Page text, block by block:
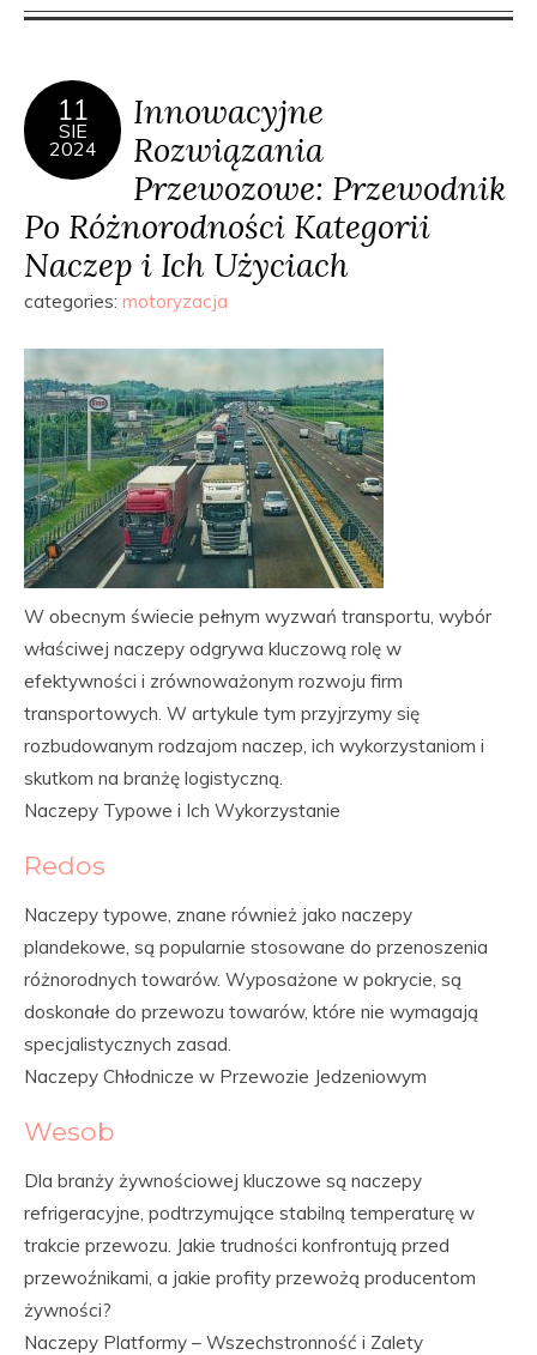
11
SIE
2024
Innowacyjne
Rozwiązania
Przewozowe: Przewodnik
Po Różnorodności Kategorii
Naczep i Ich Użyciach
categories: motoryzacja
W obecnym świecie pełnym wyzwań transportu, wybór
właściwej naczepy odgrywa kluczową rolę w
efektywności i zrównoważonym rozwoju firm
transportowych. W artykule tym przyjrzymy się
rozbudowanym rodzajom naczep, ich wykorzystaniom i
skutkom na branżę logistyczną.
Naczepy Typowe i Ich Wykorzystanie
Redos
Naczepy typowe, znane również jako naczepy
plandekowe, są popularnie stosowane do przenoszenia
różnorodnych towarów. Wyposażone w pokrycie, są
doskonałe do przewozu towarów, które nie wymagają
specjalistycznych zasad.
Naczepy Chłodnicze w Przewozie Jedzeniowym
Wesob
Dla branży żywnościowej kluczowe są naczepy
refrigeracyjne, podtrzymujące stabilną temperaturę w
trakcie przewozu. Jakie trudności konfrontują przed
przewoźnikami, a jakie profity przewożą producentom
żywności?
Naczepy Platformy – Wszechstronność i Zalety